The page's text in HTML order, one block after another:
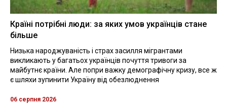
Країні потрібні люди: за яких умов українців стане
більше
Низька народжуваність і страх засилля мігрантами
викликають у багатьох українців почуття тривоги за
майбутнє країни. Але попри важку демографічну кризу, все ж
є шляхи зупинити Україну від обезлюднення
06 серпня 2026